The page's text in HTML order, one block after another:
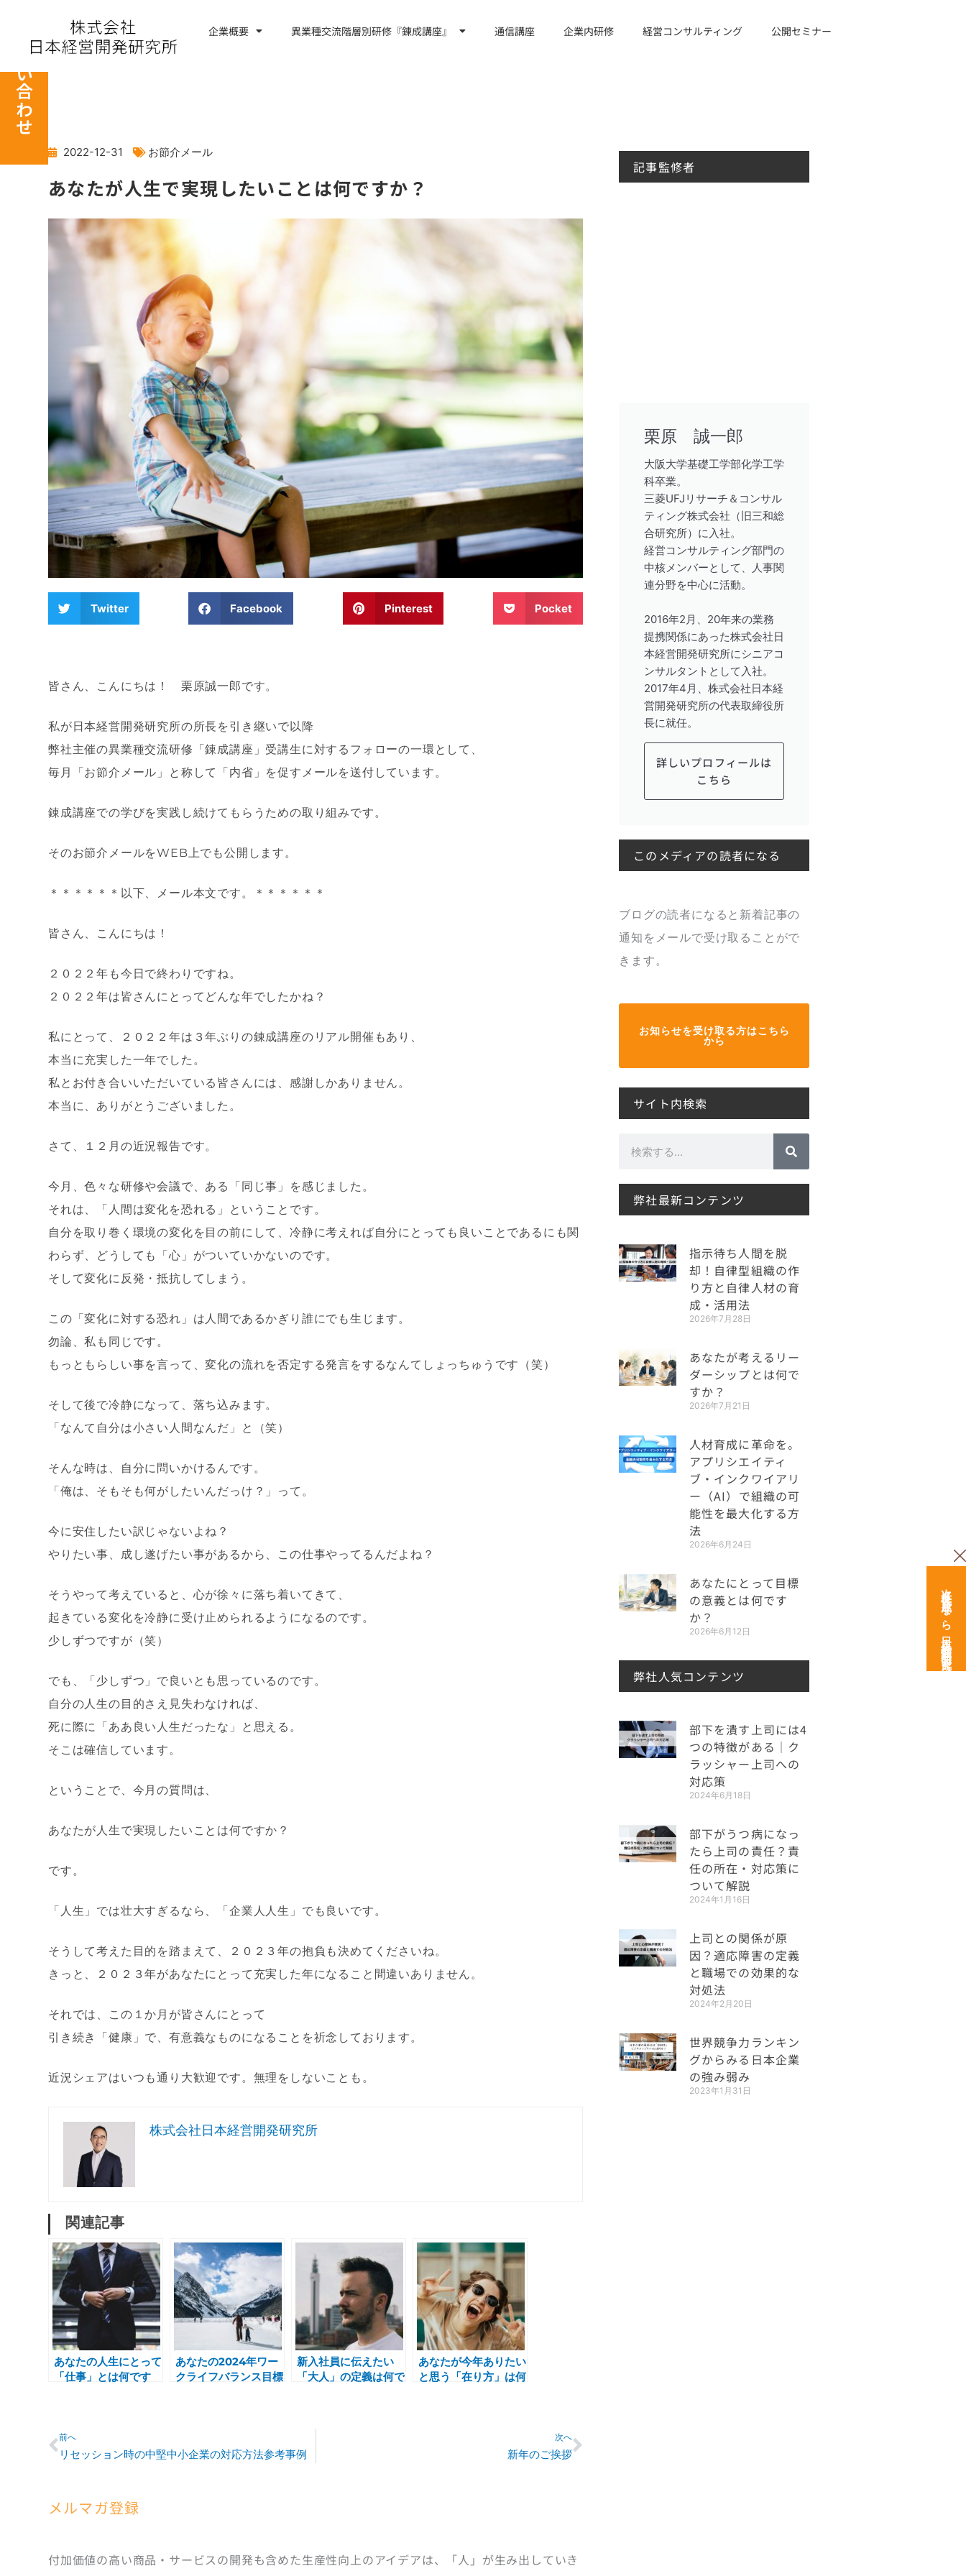
キ
企業概要 異業種交流階層別研修『錬成講座』 通信講座 企業内研修 経営コンサルティング 公開セミナー
お問い合わせ
2022-12-31 お節介メール
あなたが人生で実現したいことは何ですか？
Twitter Facebook Pinterest Pocket
皆さん、こんにちは！ 栗原誠一郎です。
私が日本経営開発研究所の所長を引き継いで以降
弊社主催の異業種交流研修「錬成講座」受講生に対するフォローの一環として、
毎月「お節介メール」と称して「内省」を促すメールを送付しています。
錬成講座での学びを実践し続けてもらうための取り組みです。
そのお節介メールをWEB上でも公開します。
＊＊＊＊＊＊以下、メール本文です。＊＊＊＊＊＊
皆さん、こんにちは！
２０２２年も今日で終わりですね。
２０２２年は皆さんにとってどんな年でしたかね？
私にとって、２０２２年は３年ぶりの錬成講座のリアル開催もあり、
本当に充実した一年でした。
私とお付き合いいただいている皆さんには、感謝しかありません。
本当に、ありがとうございました。
さて、１２月の近況報告です。
今月、色々な研修や会議で、ある「同じ事」を感じました。
それは、「人間は変化を恐れる」ということです。
自分を取り巻く環境の変化を目の前にして、冷静に考えれば自分にとっても良いことであるにも関
わらず、どうしても「心」がついていかないのです。
そして変化に反発・抵抗してしまう。
この「変化に対する恐れ」は人間であるかぎり誰にでも生じます。
勿論、私も同じです。
もっともらしい事を言って、変化の流れを否定する発言をするなんてしょっちゅうです（笑）
そして後で冷静になって、落ち込みます。
「なんて自分は小さい人間なんだ」と（笑）
そんな時は、自分に問いかけるんです。
「俺は、そもそも何がしたいんだっけ？」って。
今に安住したい訳じゃないよね？
やりたい事、成し遂げたい事があるから、この仕事やってるんだよね？
そうやって考えていると、心が徐々に落ち着いてきて、
起きている変化を冷静に受け止められるようになるのです。
少しずつですが（笑）
でも、「少しずつ」で良いとも思っているのです。
自分の人生の目的さえ見失わなければ、
死に際に「ああ良い人生だったな」と思える。
そこは確信しています。
ということで、今月の質問は、
あなたが人生で実現したいことは何ですか？
です。
「人生」では壮大すぎるなら、「企業人人生」でも良いです。
そうして考えた目的を踏まえて、２０２３年の抱負も決めてくださいね。
きっと、２０２３年があなたにとって充実した年になること間違いありません。
それでは、この１か月が皆さんにとって
引き続き「健康」で、有意義なものになることを祈念しております。
近況シェアはいつも通り大歓迎です。無理をしないことも。
株式会社日本経営開発研究所
関連記事
あなたの人生にとって
「仕事」とは何です
あなたの2024年ワー
クライフバランス目標
新入社員に伝えたい
「大人」の定義は何で
あなたが今年ありたい
と思う「在り方」は何
Prev
前へ
リセッション時の中堅中小企業の対応方法参考事例
次へ
新年のご挨拶
メルマガ登録
付加価値の高い商品・サービスの開発も含めた生産性向上のアイデアは、「人」が生み出していき
記事監修者
栗原 誠一郎
大阪大学基礎工学部化学工学
科卒業。
三菱UFJリサーチ＆コンサル
ティング株式会社（旧三和総
合研究所）に入社。
経営コンサルティング部門の
中核メンバーとして、人事関
連分野を中心に活動。
2016年2月、20年来の業務
提携関係にあった株式会社日
本経営開発研究所にシニアコ
ンサルタントとして入社。
2017年4月、株式会社日本経
営開発研究所の代表取締役所
長に就任。
詳しいプロフィールは
こちら
このメディアの読者になる
ブログの読者になると新着記事の
通知をメールで受け取ることがで
きます。
お知らせを受け取る方はこちら
から
サイト内検索
弊社最新コンテンツ
指示待ち人間を脱
却！自律型組織の作
り方と自律人材の育
成・活用法
2026年7月28日
あなたが考えるリー
ダーシップとは何で
すか？
2026年7月21日
人材育成に革命を。
アプリシエイティ
ブ・インクワイアリ
ー（AI）で組織の可
能性を最大化する方
法
2026年6月24日
あなたにとって目標
の意義とは何です
か？
2026年6月12日
弊社人気コンテンツ
部下を潰す上司には4
つの特徴がある｜ク
ラッシャー上司への
対応策
2024年6月18日
部下がうつ病になっ
たら上司の責任？責
任の所在・対応策に
ついて解説
2024年1月16日
上司との関係が原
因？適応障害の定義
と職場での効果的な
対処法
2024年2月20日
世界競争力ランキン
グからみる日本企業
の強み弱み
2023年1月31日
次世代育成なら日本経営開発研究所